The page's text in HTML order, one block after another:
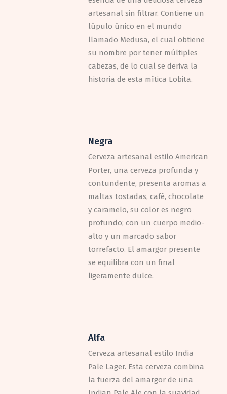
artesanal sin filtrar. Contiene un
lúpulo único en el mundo
llamado Medusa, el cual obtiene
su nombre por tener múltiples
cabezas, de lo cual se deriva la
historia de esta mítica Lobita.
Negra
Cerveza artesanal estilo American
Porter, una cerveza profunda y
contundente, presenta aromas a
maltas tostadas, café, chocolate
y caramelo, su color es negro
profundo; con un cuerpo medio-
alto y un marcado sabor
torrefacto. El amargor presente
se equilibra con un final
ligeramente dulce.
Alfa
Cerveza artesanal estilo India
Pale Lager. Esta cerveza combina
la fuerza del amargor de una